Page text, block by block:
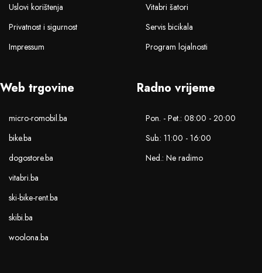
Uslovi korištenja
Privatnost i sigurnost
Impressum
Vitabri šatori
Servis bicikala
Program lojalnosti
Web trgovine
micro-romobil.ba
bike.ba
dogostore.ba
vitabri.ba
ski-bike-rent.ba
skibi.ba
woolona.ba
Radno vrijeme
Pon. - Pet.: 08:00 - 20:00
Sub.: 11:00 - 16:00
Ned.: Ne radimo